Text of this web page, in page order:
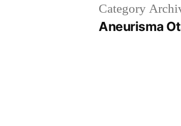
Category
Aneurisma